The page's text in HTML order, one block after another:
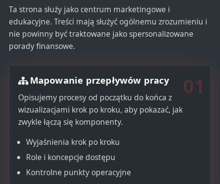
Ta strona służy jako centrum marketingowe i
edukacyjne. Treści mają służyć ogólnemu zrozumieniu i
nie powinny być traktowane jako spersonalizowane
porady finansowe.
01
Mapowanie przepływów pracy
Opisujemy procesy od początku do końca z
wizualizacjami krok po kroku, aby pokazać, jak
zwykle łączą się komponenty.
Wyjaśnienia krok po kroku
Role i koncepcje dostępu
Kontrolne punkty operacyjne